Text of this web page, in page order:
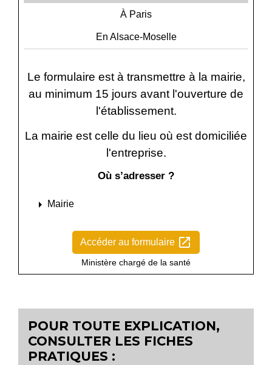
À Paris
En Alsace-Moselle
Le formulaire est à transmettre à la mairie,
au minimum 15 jours avant l'ouverture de
l'établissement.
La mairie est celle du lieu où est domiciliée
l'entreprise.
Où s’adresser ?
arrow_right Mairie
Accéder au formulaire open_in_new
Ministère chargé de la santé
POUR TOUTE EXPLICATION,
CONSULTER LES FICHES
PRATIQUES :